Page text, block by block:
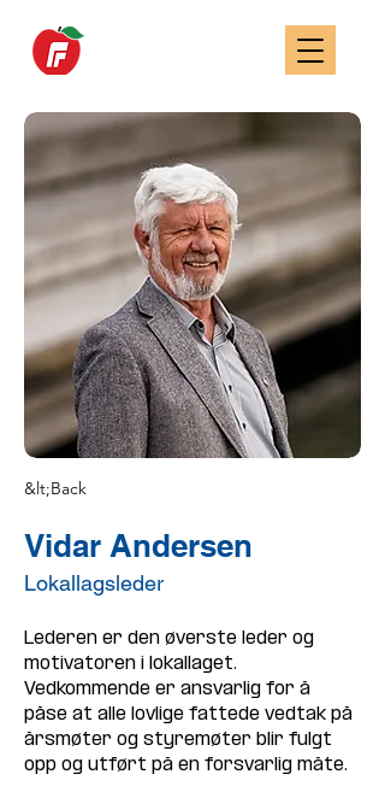
&lt;Back
Vidar Andersen
Lokallagsleder
Lederen er den øverste leder og
motivatoren i lokallaget.
Vedkommende er ansvarlig for å
påse at alle lovlige fattede vedtak på
årsmøter og styremøter blir fulgt
opp og utført på en forsvarlig måte.